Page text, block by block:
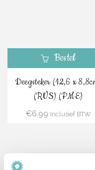
Bestel
Deegsteker (12,6 x
(RVS) (PME)
€6.99 Inclusief BTW